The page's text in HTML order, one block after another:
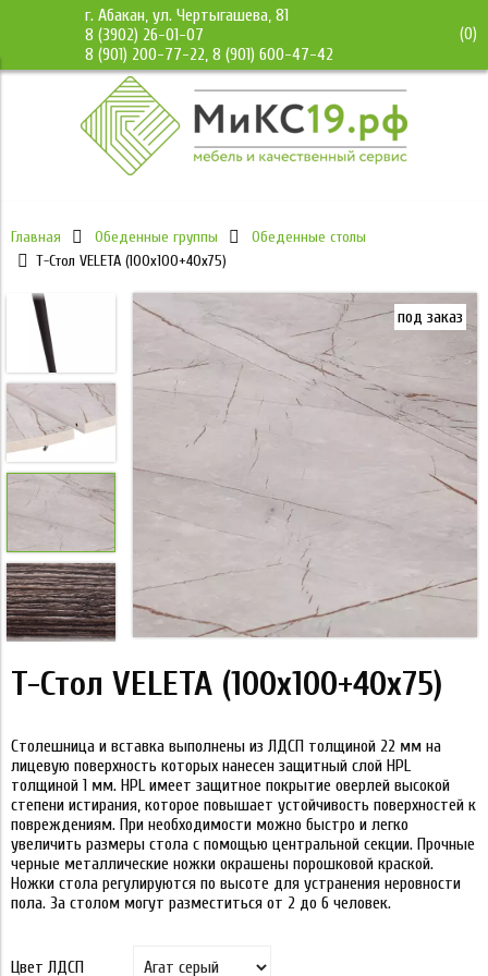
г. Абакан, ул. Чертыгашева, 81
8 (3902) 26-01-07
8 (901) 200-77-22, 8 (901) 600-47-42
(0)
Главная Обеденные группы
Обеденные столы
T-Стол VELETA (100x100+40x75)
под заказ под заказ
T-Стол VELETA (100x100+40x75)
Столешница и вставка выполнены из ЛДСП толщиной 22 мм на
лицевую поверхность которых нанесен защитный слой HPL
толщиной 1 мм. HPL имеет защитное покрытие оверлей высокой
степени истирания, которое повышает устойчивость поверхностей к
повреждениям. При необходимости можно быстро и легко
увеличить размеры стола с помощью центральной секции. Прочные
черные металлические ножки окрашены порошковой краской.
Ножки стола регулируются по высоте для устранения неровности
пола. За столом могут разместиться от 2 до 6 человек.
Цвет ЛДСП